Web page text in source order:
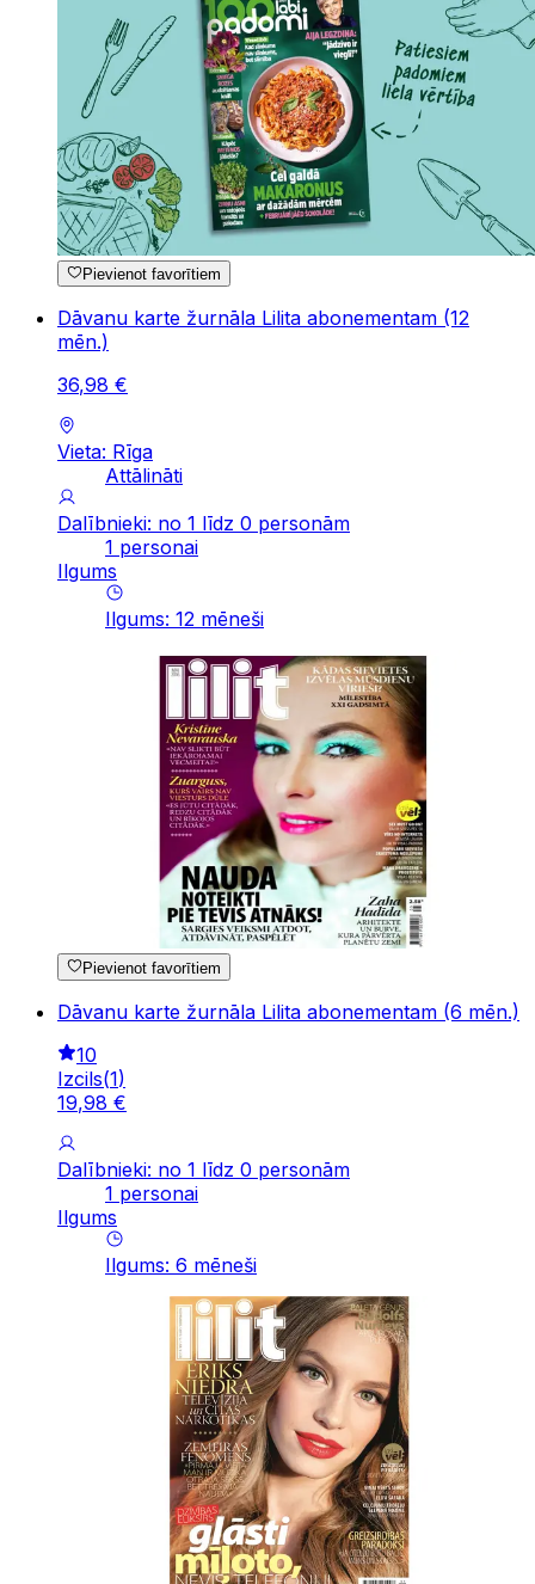
Pievienot favorītiem
Dāvanu karte žurnāla Lilita abonementam (12
mēn.)
36,98 €
Vieta: Rīga
Attālināti
Dalībnieki: no 1 līdz 0 personām
1 personai
Ilgums
Ilgums: 12 mēneši
Pievienot favorītiem
Dāvanu karte žurnāla Lilita abonementam (6 mēn.)
10
Izcils(1)
19,98 €
Dalībnieki: no 1 līdz 0 personām
1 personai
Ilgums
Ilgums: 6 mēneši